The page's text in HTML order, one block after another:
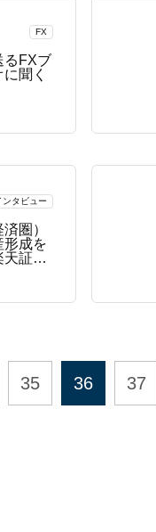
FX
るFXブ
聞く
ンタビュー
圏）
形成を
天証券
35 36 37